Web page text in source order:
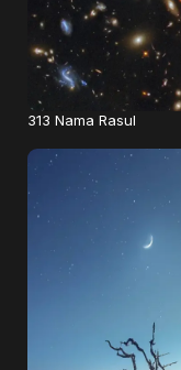
313 Nama Rasul